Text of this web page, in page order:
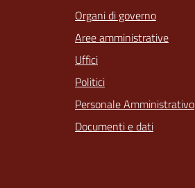
Organi di governo
Aree amministrative
Uffici
Politici
Personale Amministrativo
Documenti e dati